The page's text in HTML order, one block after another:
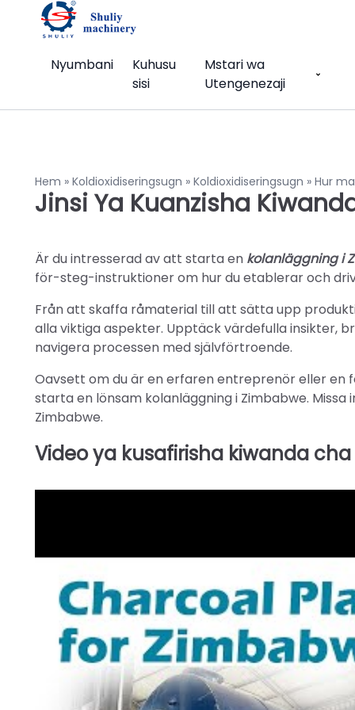
Nyumbani
Kuhusu
sisi
Mstari wa
Utengenezaji
Hem » Koldioxidiseringsugn » Koldioxidiseringsugn » Hur
Jinsi Ya Kuanzisha
Är du intresserad av att starta en kolanläggning i
för-steg-instruktioner om hur du etablerar och
Från att skaffa råmaterial till att sätta upp
alla viktiga aspekter. Upptäck värdefulla insikter,
navigera processen med självförtroende.
Oavsett om du är en erfaren entreprenör eller
starta en lönsam kolanläggning i Zimbabwe.
Zimbabwe.
Video ya kusafirisha kiwanda